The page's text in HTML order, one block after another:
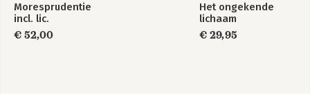
Moresprudentie
incl. lic.
€ 52,00
Het ongekende
lichaam
€ 29,95